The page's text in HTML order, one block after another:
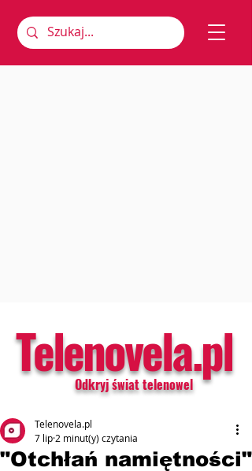
Telenovela.pl
Odkryj świat telenowel
"Otchłań namiętności"
Telenovela.pl
7 lip 2 minut(y) czytania